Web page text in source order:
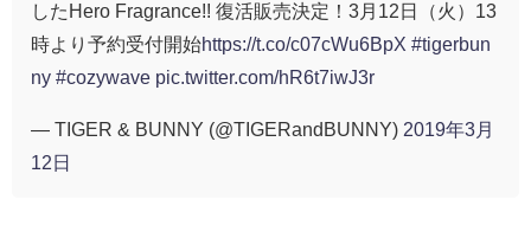
したHero Fragrance!! 復活販売決定！3月12日（火）13
時より予約受付開始https://t.co/c07cWu6BpX #tigerbun
ny #cozywave pic.twitter.com/hR6t7iwJ3r
— TIGER & BUNNY (@TIGERandBUNNY) 2019年3月
12日